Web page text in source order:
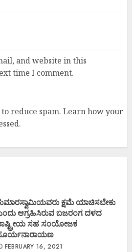
and website in this
time I comment.
reduce spam. Learn how your
.
ಕ್ಷಮೆ ಯಾಚಿಸಬೇಕು
ಆಗ್ರಹಿಸಿರುವ ಬಜರಂಗ ದಳದ
ಸಹ ಸಂಯೋಜಕ
FEBRUARY 16, 2021